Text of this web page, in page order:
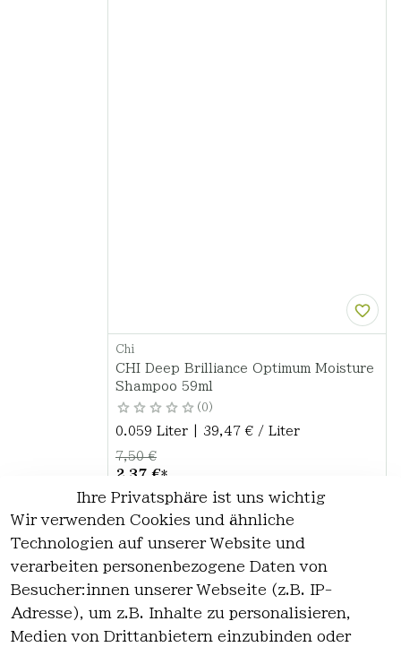
Chi
CHI Deep Brilliance Optimum Moisture
Shampoo 59ml
0
0.059 Liter | 39,47 € / Liter
2,37 €*
7,50 €
Hinzufügen
*inkl. ges. MwStzzgl.Versandkosten
1
Ihre Privatsphäre ist uns wichtig
Wir verwenden Cookies und ähnliche
Technologien auf unserer Website und
verarbeiten personenbezogene Daten von
Besucher:innen unserer Webseite (z.B. IP-
Adresse), um z.B. Inhalte zu personalisieren,
Medien von Drittanbietern einzubinden oder